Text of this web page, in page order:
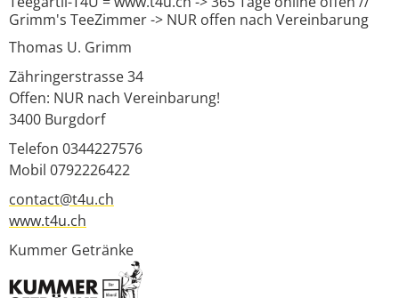
Grimm's TeeZimmer -> NUR offen nach Vereinbarung
Thomas U. Grimm
Zähringerstrasse 34
Offen: NUR nach Vereinbarung!
3400 Burgdorf
Telefon 0344227576
Mobil 0792226422
contact@t4u.ch
www.t4u.ch
Kummer Getränke